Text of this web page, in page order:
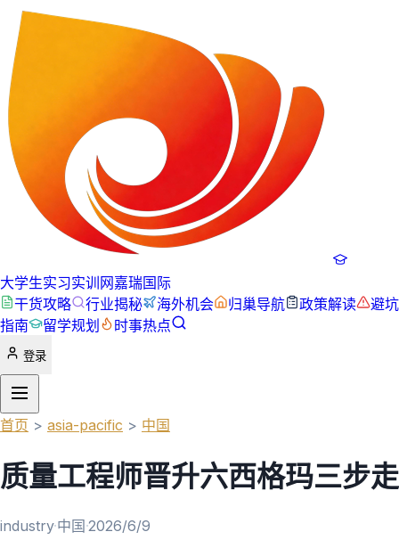
大学生实习实训网嘉瑞国际
干货攻略
行业揭秘 海外机会 归巢导航 政策解读
避坑
指南
留学规划 时事热点
登录
首页 > asia-pacific > 中国
质量工程师晋升六西格玛三步走
industry·中国·2026/6/9